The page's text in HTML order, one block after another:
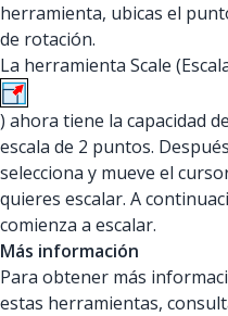
herramienta, ubicas el
de rotación.
La herramienta Scale
) ahora tiene la capacidad
escala de 2 puntos.
selecciona y mueve el
quieres escalar. A
comienza a escalar.
Más información
Para obtener más
estas herramientas,